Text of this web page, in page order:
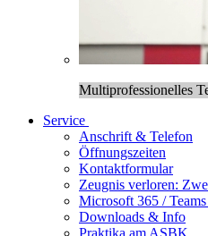
Multiprofessionelles
Service
Anschrift & Telefon
Öffnungszeiten
Kontaktformular
Zeugnis verloren:
Microsoft 365 / Teams
Downloads & Info
Praktika am ASBK